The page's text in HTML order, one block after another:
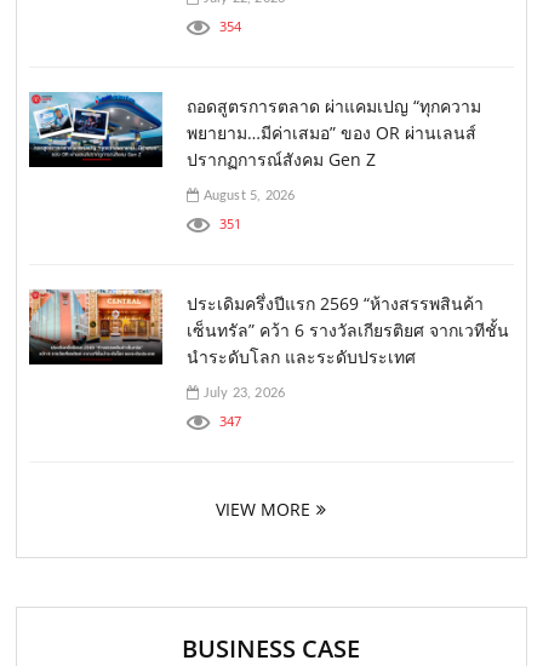
354
ถอดสูตรการตลาด ผ่าแคมเปญ “ทุกความ
พยายาม…มีค่าเสมอ” ของ OR ผ่านเลนส์
ปรากฏการณ์สังคม Gen Z
August 5, 2026
351
ประเดิมครึ่งปีแรก 2569 “ห้างสรรพสินค้า
เซ็นทรัล” คว้า 6 รางวัลเกียรติยศ จากเวทีชั้น
นำระดับโลก และระดับประเทศ
July 23, 2026
347
VIEW MORE
BUSINESS CASE